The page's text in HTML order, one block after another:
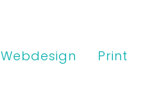
Webdesign Print